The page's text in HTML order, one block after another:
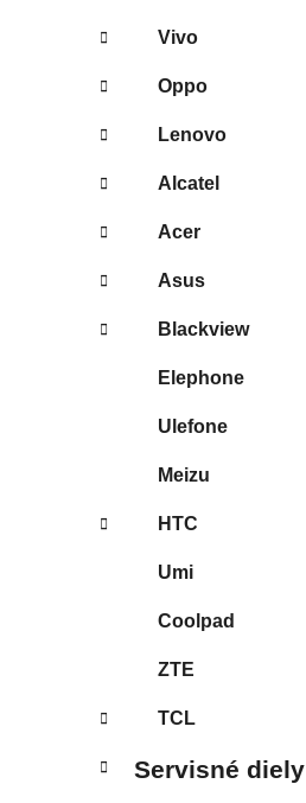
Vivo
Oppo
Lenovo
Alcatel
Acer
Asus
Blackview
Elephone
Ulefone
Meizu
HTC
Umi
Coolpad
ZTE
TCL
Servisné diely